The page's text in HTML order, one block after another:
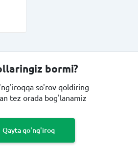
bormi?
so'rov qoldiring
tez orada bog'lanamiz
Qayta qo'ng'iroq